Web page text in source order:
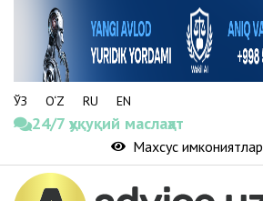
ЎЗ O‘Z RU EN
24/7 ҳуқуқий маслаҳат
Махсус имкониятлар